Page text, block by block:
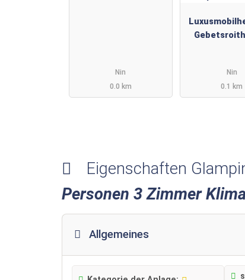
Nin
0.0 km
Nin
0.1 km
Eigenschaften
Personen 3 Zimmer
Allgemeines